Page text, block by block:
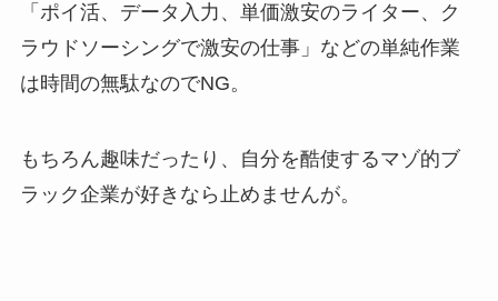
「ポイ活、データ入力、単価激安のライター、ク
ラウドソーシングで激安の仕事」などの単純作業
は時間の無駄なのでNG。
もちろん趣味だったり、自分を酷使するマゾ的ブ
ラック企業が好きなら止めませんが。